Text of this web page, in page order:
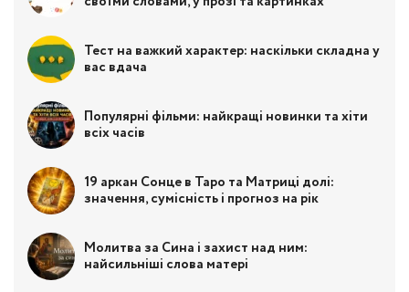
Тест на важкий характер: наскільки складна у
вас вдача
Популярні фільми: найкращі новинки та хіти
всіх часів
19 аркан Сонце в Таро та Матриці долі:
значення, сумісність і прогноз на рік
Молитва за Сина і захист над ним:
найсильніші слова матері